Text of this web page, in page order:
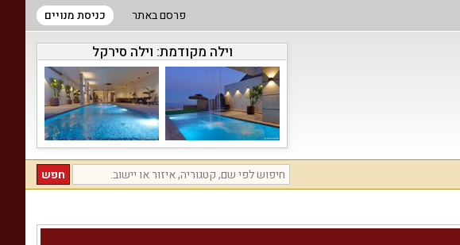
פרסם באתר כניסת מנויים
וילה מקודמת: וילה סירקל